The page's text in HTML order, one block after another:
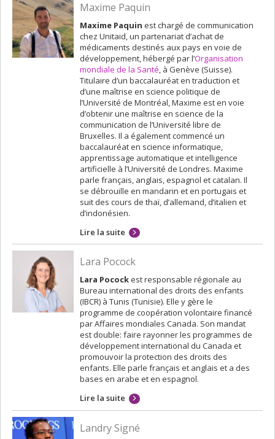
Maxime Paquin
Maxime Paquin est chargé de communication
chez Unitaid, un partenariat d’achat de
médicaments destinés aux pays en voie de
développement, hébergé par l’Organisation
mondiale de la Santé, à Genève (Suisse).
Titulaire d’un baccalauréat en traduction et
d’une maîtrise en science politique de
l’Université de Montréal, Maxime est en voie
d’obtenir une maîtrise en science de la
communication de l’Université libre de
Bruxelles. Il a également commencé un
baccalauréat en science informatique,
apprentissage automatique et intelligence
artificielle à l’Université de Londres. Maxime
parle français, anglais, espagnol et catalan. Il
se débrouille en mandarin et en portugais et
suit des cours de thaï, d’allemand, d’italien et
d’indonésien.
Lire la suite
Lara Pocock
Lara Pocockest responsable régionale au
Bureau international des droits des enfants
(IBCR) à Tunis (Tunisie). Elle y gère le
programme de coopération volontaire financé
par Affaires mondiales Canada. Son mandat
est double: faire rayonner les programmes de
développement international du Canada et
promouvoir la protection des droits des
enfants. Elle parle français et anglais et a des
bases en arabe et en espagnol.
Lire la suite
Landry Signé